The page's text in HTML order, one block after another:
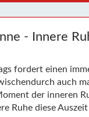
- Innere
fordert einen
auch
der inneren
Ruhe diese